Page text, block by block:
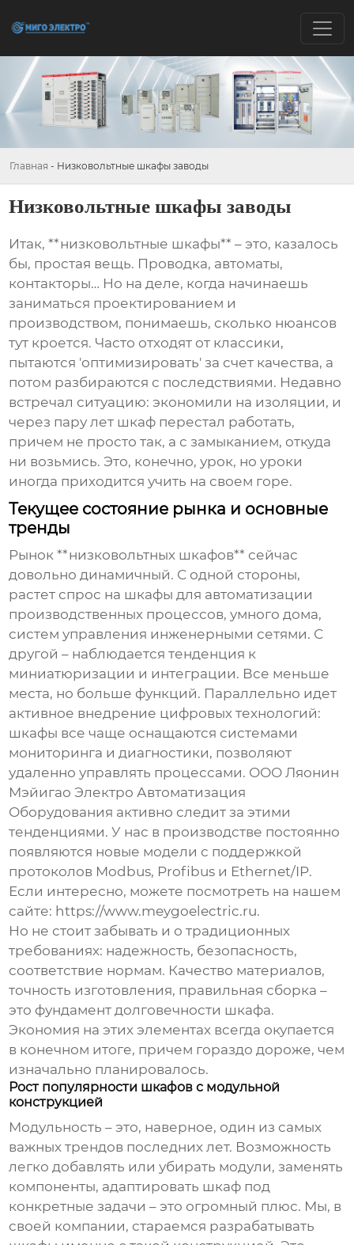
Главная - Низковольтные шкафы заводы
Низковольтные шкафы заводы
Итак, **низковольтные шкафы** – это, казалось
бы, простая вещь. Проводка, автоматы,
контакторы… Но на деле, когда начинаешь
заниматься проектированием и
производством, понимаешь, сколько нюансов
тут кроется. Часто отходят от классики,
пытаются 'оптимизировать' за счет качества, а
потом разбираются с последствиями. Недавно
встречал ситуацию: экономили на изоляции, и
через пару лет шкаф перестал работать,
причем не просто так, а с замыканием, откуда
ни возьмись. Это, конечно, урок, но уроки
иногда приходится учить на своем горе.
Текущее состояние рынка и основные
тренды
Рынок **низковольтных шкафов** сейчас
довольно динамичный. С одной стороны,
растет спрос на шкафы для автоматизации
производственных процессов, умного дома,
систем управления инженерными сетями. С
другой – наблюдается тенденция к
миниатюризации и интеграции. Все меньше
места, но больше функций. Параллельно идет
активное внедрение цифровых технологий:
шкафы все чаще оснащаются системами
мониторинга и диагностики, позволяют
удаленно управлять процессами. ООО Ляонин
Мэйигао Электро Автоматизация
Оборудования активно следит за этими
тенденциями. У нас в производстве постоянно
появляются новые модели с поддержкой
протоколов Modbus, Profibus и Ethernet/IP.
Если интересно, можете посмотреть на нашем
сайте: https://www.meygoelectric.ru.
Но не стоит забывать и о традиционных
требованиях: надежность, безопасность,
соответствие нормам. Качество материалов,
точность изготовления, правильная сборка –
это фундамент долговечности шкафа.
Экономия на этих элементах всегда окупается
в конечном итоге, причем гораздо дороже, чем
изначально планировалось.
Рост популярности шкафов с модульной
конструкцией
Модульность – это, наверное, один из самых
важных трендов последних лет. Возможность
легко добавлять или убирать модули, заменять
компоненты, адаптировать шкаф под
конкретные задачи – это огромный плюс. Мы, в
своей компании, стараемся разрабатывать